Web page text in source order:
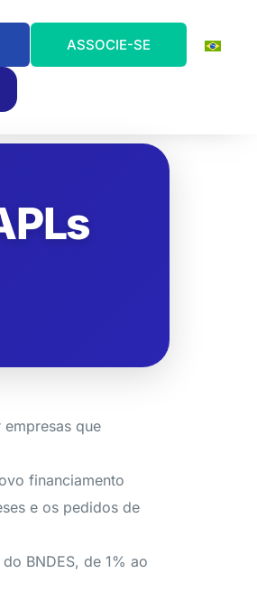
ASSOCIE-SE
que
financiamento
e os pedidos de
BNDES, de 1% ao